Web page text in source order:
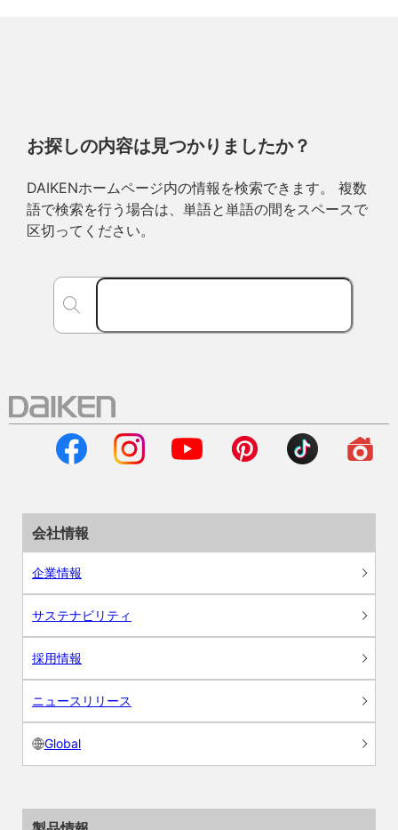
お探しの内容は見つかりましたか？
DAIKENホームページ内の情報を検索できます。 複数
語で検索を行う場合は、単語と単語の間をスペースで
区切ってください。
会社情報
企業情報
サステナビリティ
採用情報
ニュースリリース
Global